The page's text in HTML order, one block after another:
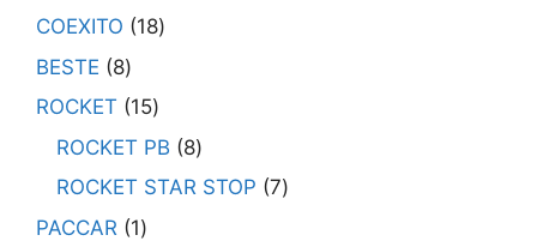
COEXITO
18
BESTE
8
ROCKET
15
ROCKET PB
8
ROCKET STAR STOP 7
PACCAR
1